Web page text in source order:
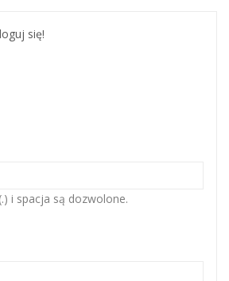
się!
i spacja są dozwolone.